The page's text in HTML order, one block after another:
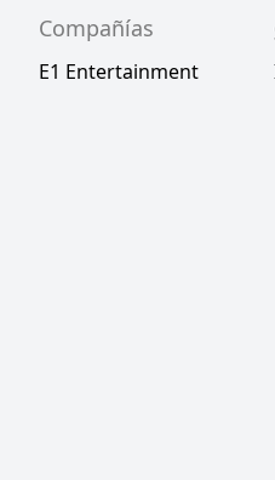
Compañías
E1 Entertainment